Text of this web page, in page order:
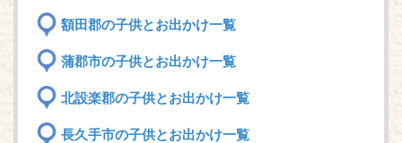
額田郡の子供とお出かけ一覧
蒲郡市の子供とお出かけ一覧
北設楽郡の子供とお出かけ一覧
長久手市の子供とお出かけ一覧